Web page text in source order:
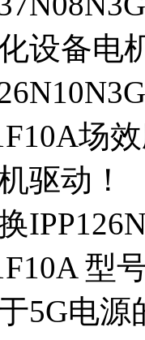
设备电
场
驱动！
型
5G电源